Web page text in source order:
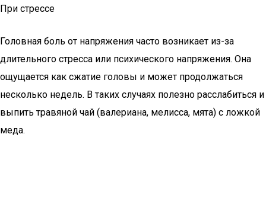
При стрессе
Головная боль от напряжения часто возникает из-за
длительного стресса или психического напряжения. Она
ощущается как сжатие головы и может продолжаться
несколько недель. В таких случаях полезно расслабиться и
выпить травяной чай (валериана, мелисса, мята) с ложкой
меда.